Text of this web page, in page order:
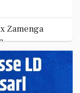
Zamenga
Zamenga » a été
Kinshasa, à